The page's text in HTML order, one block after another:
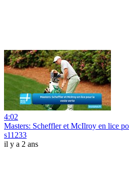
4:02
Masters: Scheffler et McIlroy en lice
s11233
il y a 2 ans